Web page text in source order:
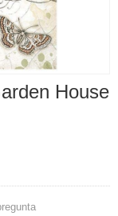
House